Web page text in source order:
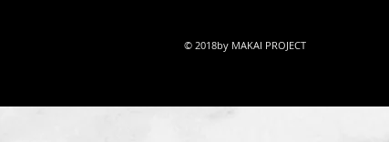
© 2018by MAKAI PROJECT